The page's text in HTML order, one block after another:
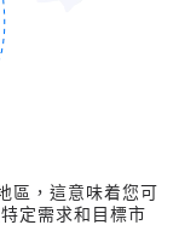
區，這意味着您可
定需求和目標市